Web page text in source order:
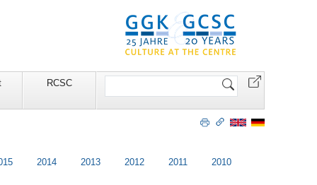
RCSC
Search
2014 2013 2012 2011 2010